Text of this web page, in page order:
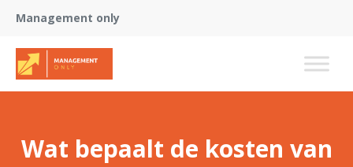
Management only
Wat bepaalt de kosten van